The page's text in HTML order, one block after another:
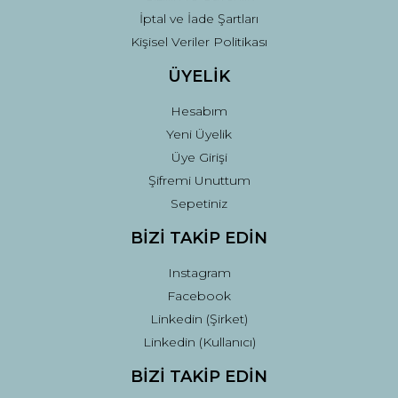
İptal ve İade Şartları
Kişisel Veriler Politikası
ÜYELİK
Hesabım
Yeni Üyelik
Üye Girişi
Şifremi Unuttum
Sepetiniz
BİZİ TAKİP EDİN
Instagram
Facebook
Linkedin (Şirket)
Linkedin (Kullanıcı)
BİZİ TAKİP EDİN